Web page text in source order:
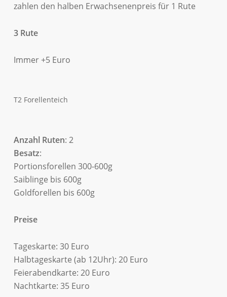
zahlen den halben Erwachsenenpreis für 1 Rute
3 Rute
Immer +5 Euro
T2 Forellenteich
Anzahl Ruten: 2
Besatz:
Portionsforellen 300-600g
Saiblinge bis 600g
Goldforellen bis 600g
Preise
Tageskarte: 30 Euro
Halbtageskarte (ab 12Uhr): 20 Euro
Feierabendkarte: 20 Euro
Nachtkarte: 35 Euro